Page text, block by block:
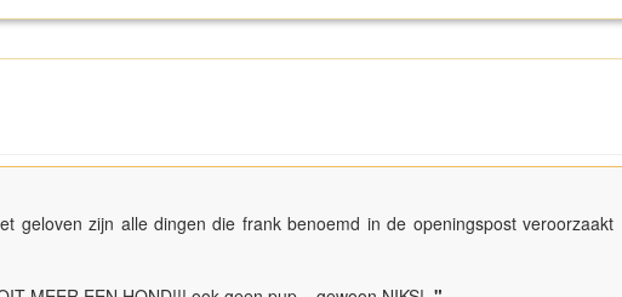
geloven zijn alle dingen die frank benoemd in de openingspost veroorzaakt